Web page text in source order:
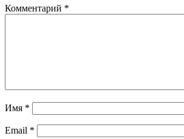
Комментарий *
Имя *
Email *